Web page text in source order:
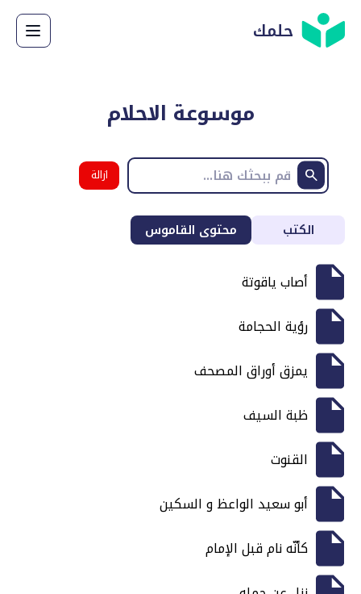
حلمك
موسوعة الاحلام
ازالة
البحث
الكتب محتوى القاموس
أصاب ياقوتة
رؤية الحجامة
يمزق أوراق المصحف
ظبة السيف
القنوت
أبو سعيد الواعظ و السكين
كأنّه نام قبل الإمام